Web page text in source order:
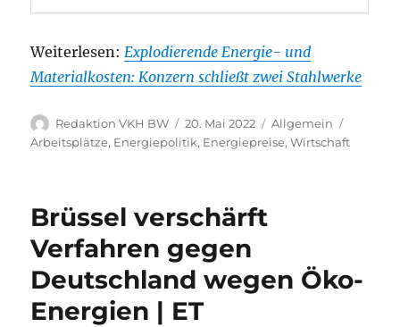
Weiterlesen: Explodierende Energie- und
Materialkosten: Konzern schließt zwei Stahlwerke
Autor
Redaktion VKH BW
Veröffentlicht
am
20. Mai 2022 Kategorien
Allgemein
Arbeitsplätze, Energiepolitik, Energiepreise,Wirtschaft
Brüssel verschärft
Verfahren gegen
Deutschland wegen Öko-
Energien | ET